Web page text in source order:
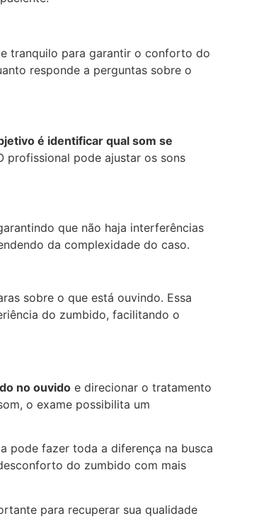
tranquilo para garantir o conforto do
responde a perguntas sobre o
é identificar qual som se
profissional pode ajustar os sons
que não haja interferências
da complexidade do caso.
sobre o que está ouvindo. Essa
do zumbido, facilitando o
no ouvido e direcionar o tratamento
o exame possibilita um
pode fazer toda a diferença na busca
do zumbido com mais
para recuperar sua qualidade